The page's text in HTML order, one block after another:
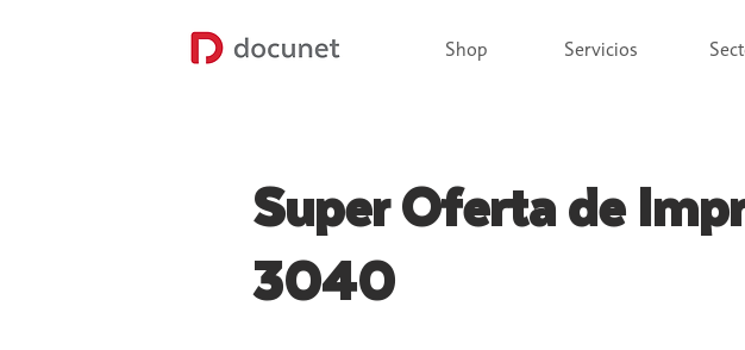
Shop Servicios
Super Oferta de
3040